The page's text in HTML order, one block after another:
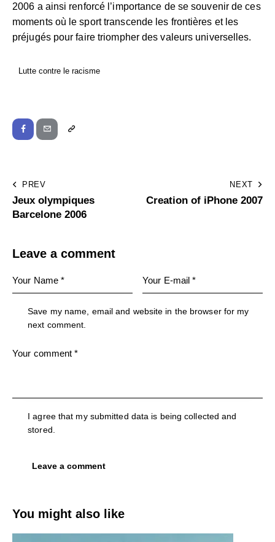
2006 a ainsi renforcé l’importance de se souvenir de ces
moments où le sport transcende les frontières et les
préjugés pour faire triompher des valeurs universelles.
Lutte contre le racisme
PREV
Jeux olympiques
Barcelone 2006
NEXT
Creation of iPhone 2007
Leave a comment
Save my name, email and website in the browser for my
next comment.
I agree that my submitted data is being collected and
stored.
You might also like